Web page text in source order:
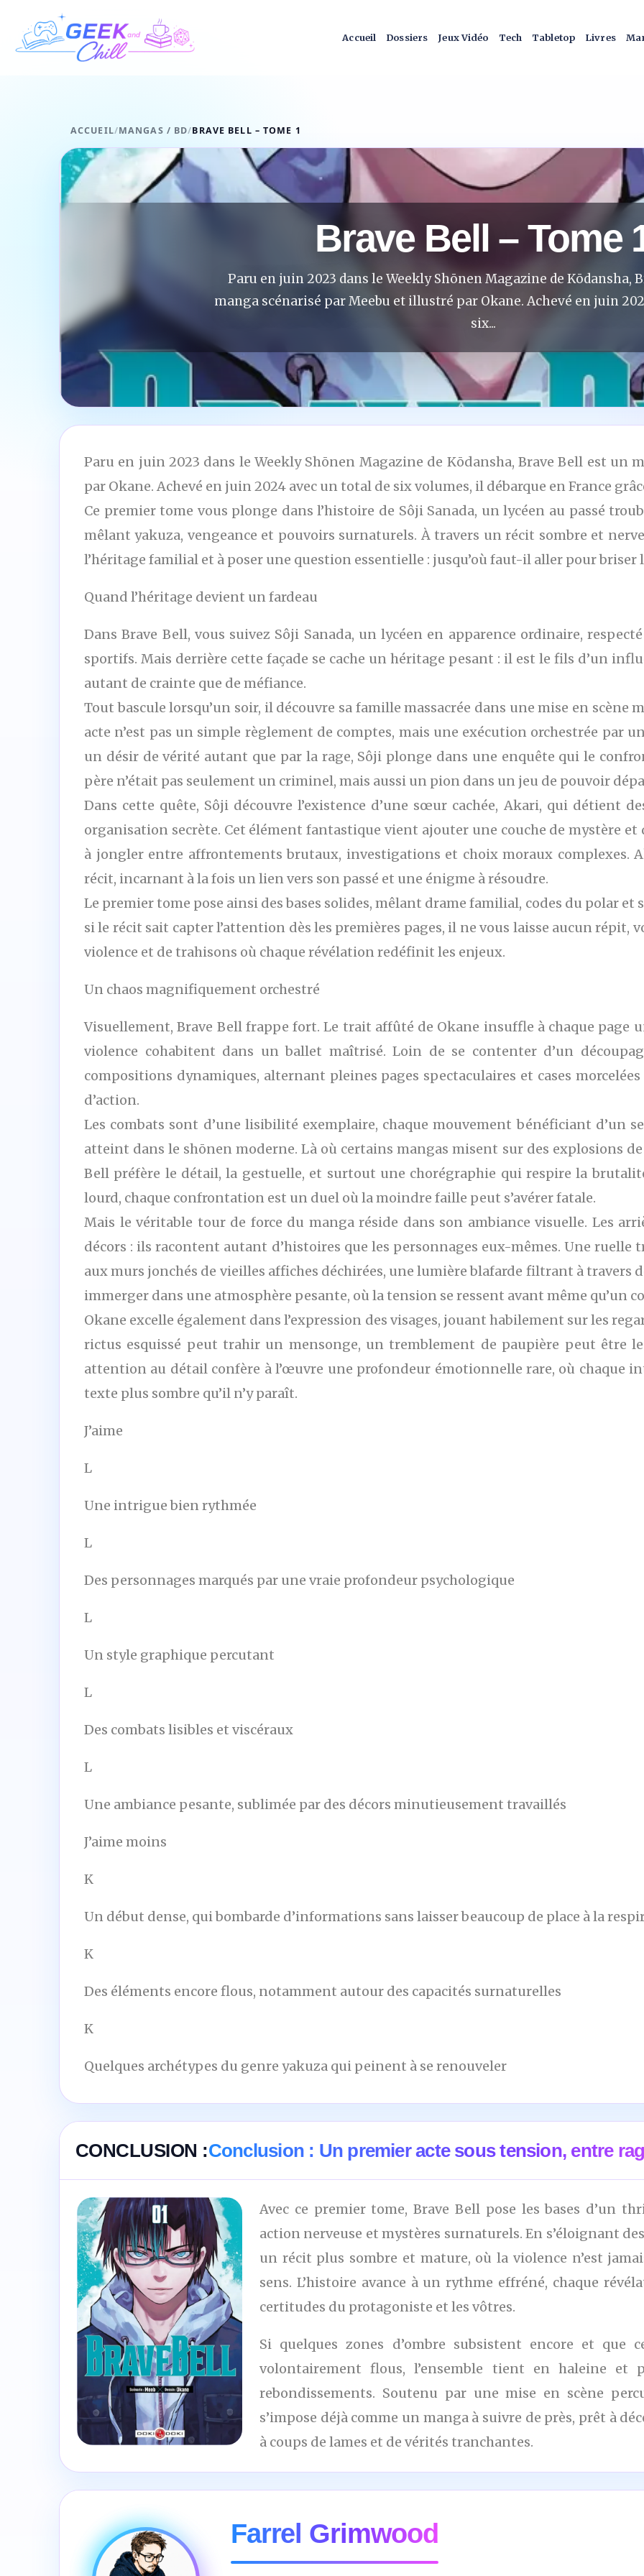
Aller au contenu
Accueil Dossiers Jeux Vidéo Tech Tabletop Livres
ACCUEIL/MANGAS / BD/BRAVE BELL – TOME 1
Brave Bell – Tome
Paru en juin 2023 dans le Weekly Shōnen Magazine de Kōdansha,
manga scénarisé par Meebu et illustré par Okane. Achevé en juin
six...
Paru en juin 2023 dans le Weekly Shōnen Magazine de Kōdansha, Brave Bell est un
par Okane. Achevé en juin 2024 avec un total de six volumes, il débarque en France
Ce premier tome vous plonge dans l’histoire de Sôji Sanada, un lycéen au passé
mêlant yakuza, vengeance et pouvoirs surnaturels. À travers un récit sombre et
l’héritage familial et à poser une question essentielle : jusqu’où faut-il aller pour briser
Quand l’héritage devient un fardeau
Dans Brave Bell, vous suivez Sôji Sanada, un lycéen en apparence ordinaire,
sportifs. Mais derrière cette façade se cache un héritage pesant : il est le fils d’un
autant de crainte que de méfiance.
Tout bascule lorsqu’un soir, il découvre sa famille massacrée dans une mise en scène
acte n’est pas un simple règlement de comptes, mais une exécution orchestrée par
un désir de vérité autant que par la rage, Sôji plonge dans une enquête qui le
père n’était pas seulement un criminel, mais aussi un pion dans un jeu de pouvoir
Dans cette quête, Sôji découvre l’existence d’une sœur cachée, Akari, qui détient
organisation secrète. Cet élément fantastique vient ajouter une couche de mystère
à jongler entre affrontements brutaux, investigations et choix moraux complexes.
récit, incarnant à la fois un lien vers son passé et une énigme à résoudre.
Le premier tome pose ainsi des bases solides, mêlant drame familial, codes du polar
si le récit sait capter l’attention dès les premières pages, il ne vous laisse aucun
violence et de trahisons où chaque révélation redéfinit les enjeux.
Un chaos magnifiquement orchestré
Visuellement, Brave Bell frappe fort. Le trait affûté de Okane insuffle à chaque page
violence cohabitent dans un ballet maîtrisé. Loin de se contenter d’un
compositions dynamiques, alternant pleines pages spectaculaires et cases
d’action.
Les combats sont d’une lisibilité exemplaire, chaque mouvement bénéficiant d’un
atteint dans le shōnen moderne. Là où certains mangas misent sur des explosions
Bell préfère le détail, la gestuelle, et surtout une chorégraphie qui respire la
lourd, chaque confrontation est un duel où la moindre faille peut s’avérer fatale.
Mais le véritable tour de force du manga réside dans son ambiance visuelle. Les
décors : ils racontent autant d’histoires que les personnages eux-mêmes. Une
aux murs jonchés de vieilles affiches déchirées, une lumière blafarde filtrant à travers
immerger dans une atmosphère pesante, où la tension se ressent avant même qu’un
Okane excelle également dans l’expression des visages, jouant habilement sur les
rictus esquissé peut trahir un mensonge, un tremblement de paupière peut être
attention au détail confère à l’œuvre une profondeur émotionnelle rare, où chaque
texte plus sombre qu’il n’y paraît.
J’aime
L
Une intrigue bien rythmée
L
Des personnages marqués par une vraie profondeur psychologique
L
Un style graphique percutant
L
Des combats lisibles et viscéraux
L
Une ambiance pesante, sublimée par des décors minutieusement travaillés
J’aime moins
K
Un début dense, qui bombarde d’informations sans laisser beaucoup de place à la
K
Des éléments encore flous, notamment autour des capacités surnaturelles
K
Quelques archétypes du genre yakuza qui peinent à se renouveler
CONCLUSION :Conclusion : Un premier acte sous tension, entre
8
Avec ce premier tome, Brave Bell pose les bases d’un
action nerveuse et mystères surnaturels. En s’éloignant
un récit plus sombre et mature, où la violence n’est
sens. L’histoire avance à un rythme effréné, chaque
certitudes du protagoniste et les vôtres.
Si quelques zones d’ombre subsistent encore et que
volontairement flous, l’ensemble tient en haleine et
rebondissements. Soutenu par une mise en scène
s’impose déjà comme un manga à suivre de près, prêt à
à coups de lames et de vérités tranchantes.
Farrel Grimwood